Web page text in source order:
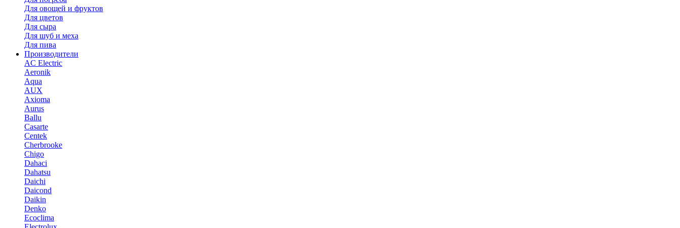
Для овощей и фруктов
Для цветов
Для сыра
Для шуб и меха
Для пива
Производители
AC Electric
Aeronik
Aqua
AUX
Axioma
Aurus
Ballu
Casarte
Centek
Cherbrooke
Chigo
Dahaci
Dahatsu
Daichi
Daicond
Daikin
Denko
Ecoclima